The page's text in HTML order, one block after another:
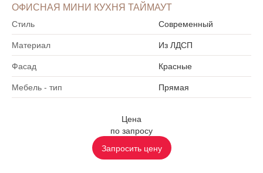
ОФИСНАЯ МИНИ КУХНЯ ТАЙМАУТ
Стиль
Современный
Материал
Из ЛДСП
Фасад
Красные
Мебель - тип
Прямая
Цена
по запросу
Запросить цену